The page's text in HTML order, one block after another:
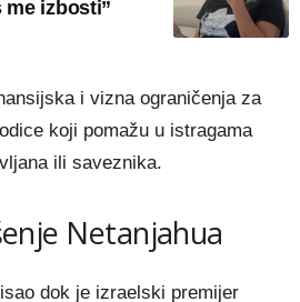
me izbosti”
i vizna ograničenja za
koji pomažu u istragama
ili saveznika.
Netanjahua
dok je izraelski premijer